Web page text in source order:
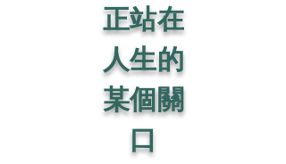
正站在
人生的
某個關
口